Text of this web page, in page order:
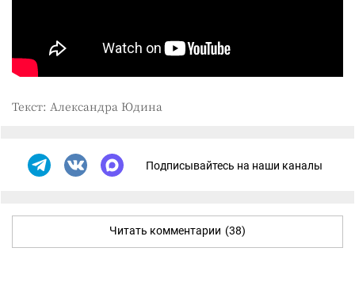
Текст: Александра Юдина
Подписывайтесь на наши каналы
Читать комментарии (38)